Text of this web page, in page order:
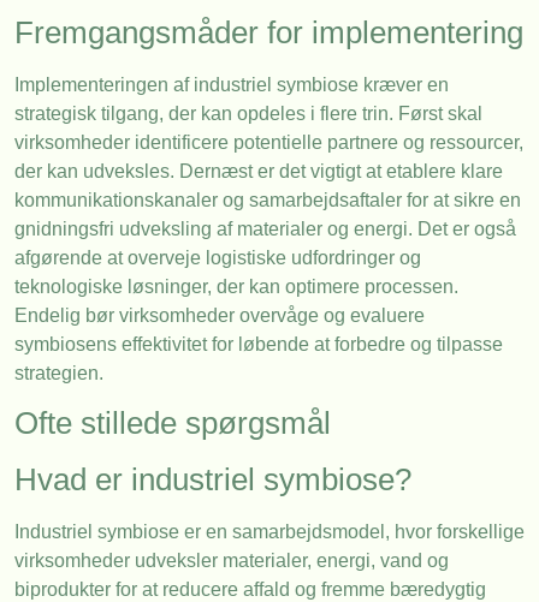
Fremgangsmåder for implementering
Implementeringen af industriel symbiose kræver en
strategisk tilgang, der kan opdeles i flere trin. Først skal
virksomheder identificere potentielle partnere og ressourcer,
der kan udveksles. Dernæst er det vigtigt at etablere klare
kommunikationskanaler og samarbejdsaftaler for at sikre en
gnidningsfri udveksling af materialer og energi. Det er også
afgørende at overveje logistiske udfordringer og
teknologiske løsninger, der kan optimere processen.
Endelig bør virksomheder overvåge og evaluere
symbiosens effektivitet for løbende at forbedre og tilpasse
strategien.
Ofte stillede spørgsmål
Hvad er industriel symbiose?
Industriel symbiose er en samarbejdsmodel, hvor forskellige
virksomheder udveksler materialer, energi, vand og
biprodukter for at reducere affald og fremme bæredygtig